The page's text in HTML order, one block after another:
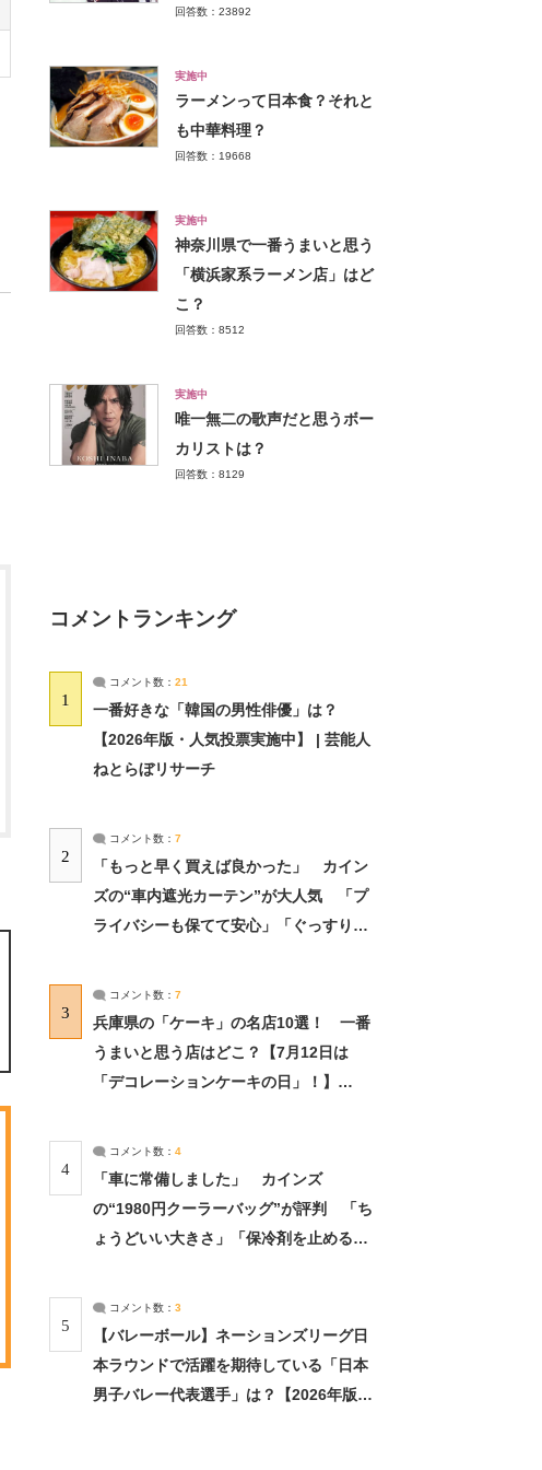
回答数：23892
実施中
ラーメンって日本食？それと
も中華料理？
回答数：19668
実施中
神奈川県で一番うまいと思う
「横浜家系ラーメン店」はど
こ？
回答数：8512
実施中
唯一無二の歌声だと思うボー
カリストは？
回答数：8129
コメントランキング
1
コメント数： 21
一番好きな「韓国の男性俳優」は？
【2026年版・人気投票実施中】 | 芸能人
ねとらぼリサーチ
2
コメント数： 7
「もっと早く買えば良かった」 カイン
ズの“車内遮光カーテン”が大人気 「プ
ライバシーも保てて安心」「ぐっすり眠
3
コメント数： 7
兵庫県の「ケーキ」の名店10選！ 一番
うまいと思う店はどこ？【7月12日は
「デコレーションケーキの日」！】
4
コメント数： 4
「車に常備しました」 カインズ
の“1980円クーラーバッグ”が評判 「ち
ょうどいい大きさ」「保冷剤を止めるベ
5
コメント数： 3
【バレーボール】ネーションズリーグ日
本ラウンドで活躍を期待している「日本
男子バレー代表選手」は？【2026年版・